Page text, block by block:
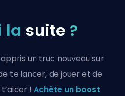
la suite ?
un truc nouveau sur
te lancer, de jouer et de
t’aider !Achète un boost